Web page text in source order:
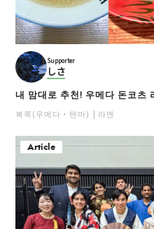
Supporter
しさ
내 맘대로 추천! 우메다 돈코츠
북쪽(우메다・텐마) 라멘
Article